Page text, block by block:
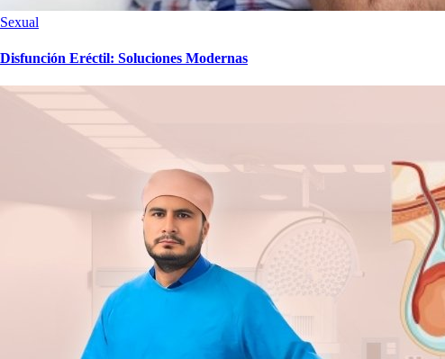
Sexual
Disfunción Eréctil: Soluciones Modernas